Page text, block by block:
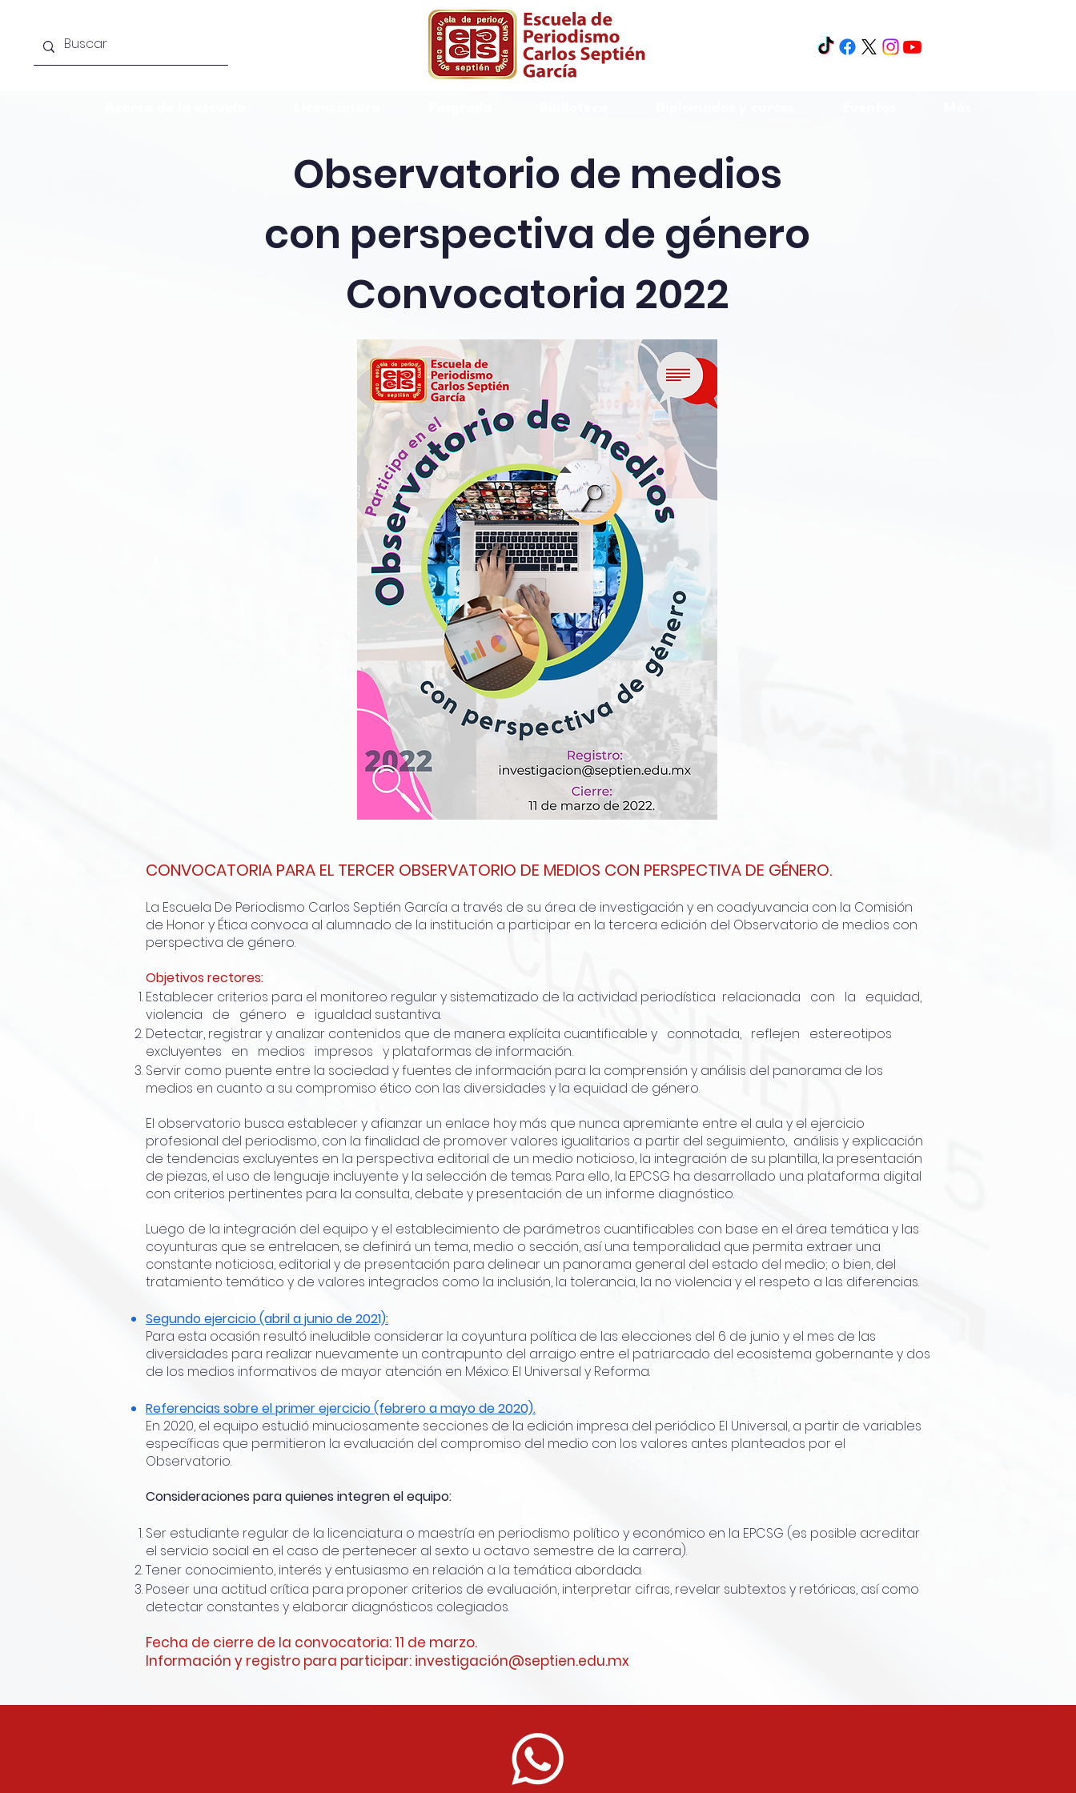
Observatorio de medios
con perspectiva de género
Convocatoria 2022
CONVOCATORIA PARA EL TERCER OBSERVATORIO DE MEDIOS CON PERSPECTIVA DE GÉNERO.
La Escuela De Periodismo Carlos Septién García a través de su área de investigación y en coadyuvancia con la Comisión
de Honor y Ética convoca al alumnado de la institución a participar en la tercera edición del Observatorio de medios con
perspectiva de género.
Objetivos rectores:
Establecer criterios para el monitoreo regular y sistematizado de la actividad periodística relacionada con la equidad,
violencia de género e igualdad sustantiva.
Detectar, registrar y analizar contenidos que de manera explícita cuantificable y connotada, reflejen estereotipos
excluyentes en medios impresos y plataformas de información.
Servir como puente entre la sociedad y fuentes de información para la comprensión y análisis del panorama de los
medios en cuanto a su compromiso ético con las diversidades y la equidad de género.
El observatorio busca establecer y afianzar un enlace hoy más que nunca apremiante entre el aula y el ejercicio
profesional del periodismo, con la finalidad de promover valores igualitarios a partir del seguimiento, análisis y explicación
de tendencias excluyentes en la perspectiva editorial de un medio noticioso, la integración de su plantilla, la presentación
de piezas, el uso de lenguaje incluyente y la selección de temas. Para ello, la EPCSG ha desarrollado una plataforma digital
con criterios pertinentes para la consulta, debate y presentación de un informe diagnóstico.
Luego de la integración del equipo y el establecimiento de parámetros cuantificables con base en el área temática y las
coyunturas que se entrelacen, se definirá un tema, medio o sección, así una temporalidad que permita extraer una
constante noticiosa, editorial y de presentación para delinear un panorama general del estado del medio; o bien, del
tratamiento temático y de valores integrados como la inclusión, la tolerancia, la no violencia y el respeto a las diferencias.
Segundo ejercicio (abril a junio de 2021):
Para esta ocasión resultó ineludible considerar la coyuntura política de las elecciones del 6 de junio y el mes de las
diversidades para realizar nuevamente un contrapunto del arraigo entre el patriarcado del ecosistema gobernante y dos
de los medios informativos de mayor atención en México: El Universal y Reforma.
Referencias sobre el primer ejercicio (febrero a mayo de 2020).
En 2020, el equipo estudió minuciosamente secciones de la edición impresa del periódico El Universal, a partir de variables
específicas que permitieron la evaluación del compromiso del medio con los valores antes planteados por el
Observatorio.
Consideraciones para quienes integren el equipo:
Ser estudiante regular de la licenciatura o maestría en periodismo político y económico en la EPCSG (es posible acreditar
el servicio social en el caso de pertenecer al sexto u octavo semestre de la carrera).
Tener conocimiento, interés y entusiasmo en relación a la temática abordada.
Poseer una actitud crítica para proponer criterios de evaluación, interpretar cifras, revelar subtextos y retóricas, así como
detectar constantes y elaborar diagnósticos colegiados.
Fecha de cierre de la convocatoria: 11 de marzo.
Información y registro para participar: investigación@septien.edu.mx